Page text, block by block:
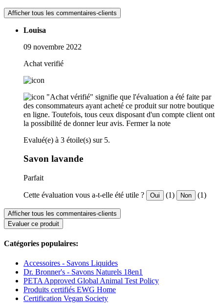
Afficher tous les commentaires-clients
Louisa
09 novembre 2022
Achat verifié
"Achat vérifié" signifie que l'évaluation a été faite par
des consommateurs ayant acheté ce produit sur notre boutique
en ligne. Toutefois, tous ceux disposant d'un compte client ont
la possibilité de donner leur avis. Fermer la note
Evalué(e) à 3 étoile(s) sur 5.
Savon lavande
Parfait
Cette évaluation vous a-t-elle été utile ? Oui (1) Non (1)
Afficher tous les commentaires-clients
Evaluer ce produit
Catégories populaires:
Accessoires - Savons Liquides
Dr. Bronner's - Savons Naturels 18en1
PETA Approved Global Animal Test Policy
Produits certifiés EWG Home
Certification Vegan Society